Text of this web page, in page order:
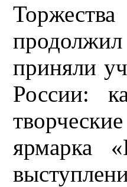
приняли
России:
ярмарка